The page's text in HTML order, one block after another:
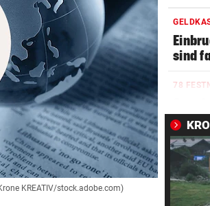
KREATIV/stock.adobe.com)
sind
78
Hat